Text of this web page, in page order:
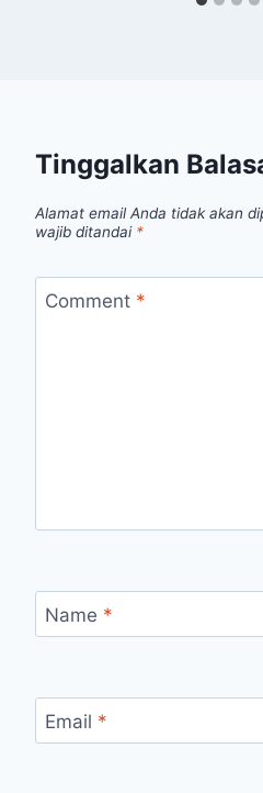
Tinggalkan
Alamat email Anda tidak akan
wajib ditandai *
Comment *
Name *
Email *